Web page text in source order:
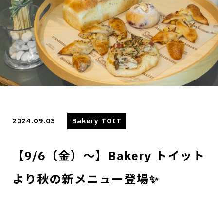
2024.09.03 Bakery TOIT
【9/6（金）～】Bakery トイット
より秋の新メニュー登場✨